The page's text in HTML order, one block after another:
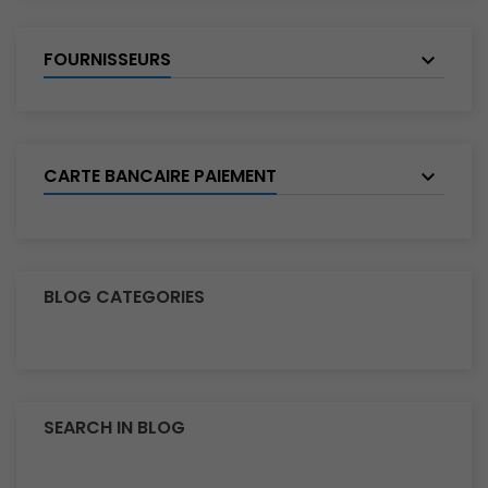
FOURNISSEURS
CARTE BANCAIRE PAIEMENT
BLOG CATEGORIES
SEARCH IN BLOG